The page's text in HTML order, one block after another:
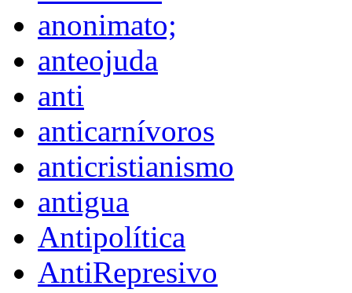
anonimato;
anteojuda
anti
anticarnívoros
anticristianismo
antigua
Antipolítica
AntiRepresivo